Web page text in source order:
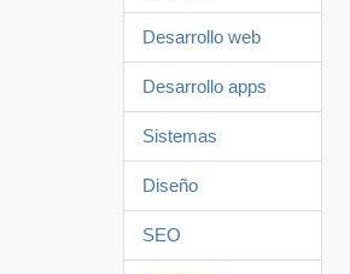
Desarrollo web
Desarrollo apps
Sistemas
Diseño
SEO